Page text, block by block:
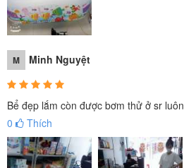
M Minh Nguyệt
Bể đẹp lắm còn được bơm thử ở sr luôn
0
Thích